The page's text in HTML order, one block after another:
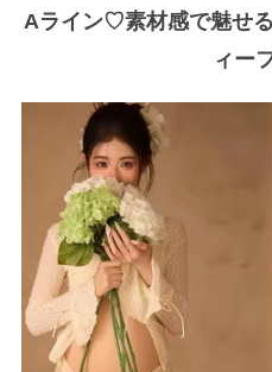
Aライン♡素材感で魅せ
ィー